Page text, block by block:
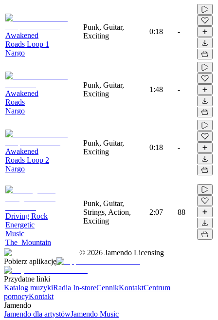
Awakened
Roads Loop 1
Nargo
Punk, Guitar,
Exciting
0:18 -
Awakened
Roads
Nargo
Punk, Guitar,
Exciting
1:48 -
Awakened
Roads Loop 2
Nargo
Punk, Guitar,
Exciting
0:18 -
Driving Rock
Energetic
Music
The_Mountain
Punk, Guitar,
Strings, Action,
Exciting
2:07 88
© 2026 Jamendo Licensing
Pobierz aplikację
Przydatne linki
Katalog muzykiRadia In-storeCennikKontaktCentrum
pomocyKontakt
Jamendo
Jamendo dla artystówJamendo Music